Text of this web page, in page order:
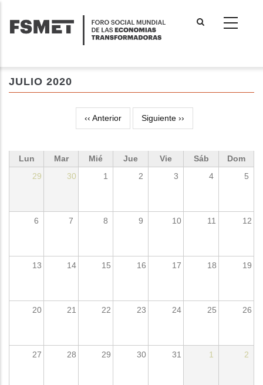
contenido
JULIO 2020
‹‹ Anterior Siguiente ››
Lun Mar Mié Jue Vie Sáb
Dom
29
30 1 2 3 4 5
6 7 8 9 10 11 12
13 14 15 16 17 18 19
20 21 22 23 24 25 26
27 28 29 30 31 1 2